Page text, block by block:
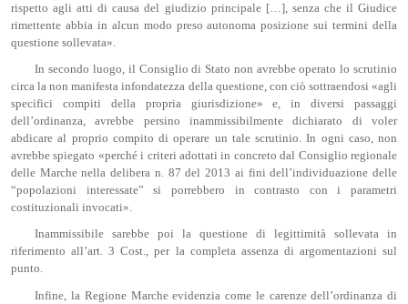
rispetto agli atti di causa del giudizio principale […], senza che il Giudice
rimettente abbia in alcun modo preso autonoma posizione sui termini della
questione sollevata».
In secondo luogo, il Consiglio di Stato non avrebbe operato lo scrutinio
circa la non manifesta infondatezza della questione, con ciò sottraendosi «agli
specifici compiti della propria giurisdizione» e, in diversi passaggi
dell’ordinanza, avrebbe persino inammissibilmente dichiarato di voler
abdicare al proprio compito di operare un tale scrutinio. In ogni caso, non
avrebbe spiegato «perché i criteri adottati in concreto dal Consiglio regionale
delle Marche nella delibera n. 87 del 2013 ai fini dell’individuazione delle
“popolazioni interessate” si porrebbero in contrasto con i parametri
costituzionali invocati».
Inammissibile sarebbe poi la questione di legittimità sollevata in
riferimento all’art. 3 Cost., per la completa assenza di argomentazioni sul
punto.
Infine, la Regione Marche evidenzia come le carenze dell’ordinanza di